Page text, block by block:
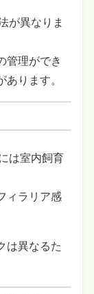
が異なりま
管理ができ
ります。
は室内飼育
ィラリア感
は異なるた